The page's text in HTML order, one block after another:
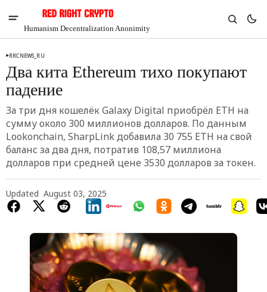
Humanism Decentralization Anonimity
Chia
3.35%
RRCNEWS_RU
Два кита Ethereum тихо покупают
падение
За три дня кошелёк Galaxy Digital приобрёл ETH на
сумму около 300 миллионов долларов. По данным
Lookonchain, SharpLink добавила 30 755 ETH на свой
баланс за два дня, потратив 108,57 миллиона
долларов при средней цене 3530 долларов за токен.
Updated August 03, 2025